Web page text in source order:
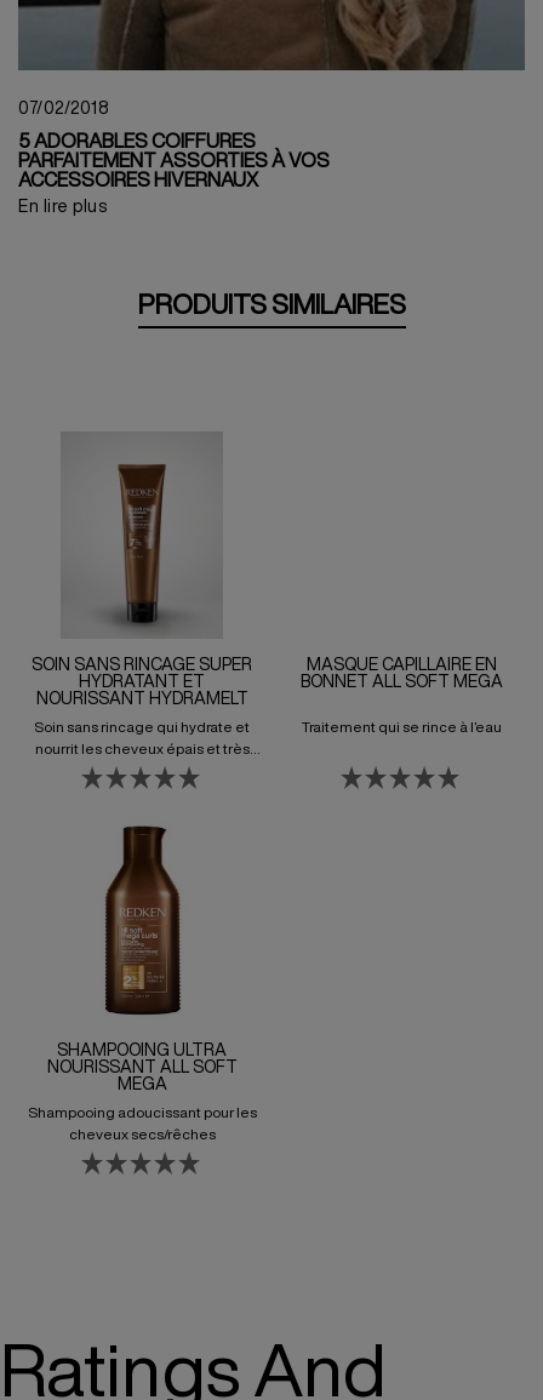
07/02/2018
5 ADORABLES COIFFURES
PARFAITEMENT ASSORTIES À VOS
ACCESSOIRES HIVERNAUX
En lire plus
PRODUITS SIMILAIRES
SOIN SANS RINCAGE SUPER
HYDRATANT ET
NOURISSANT HYDRAMELT
Soin sans rincage qui hydrate et
nourrit les cheveux épais et très
secs.
MASQUE CAPILLAIRE EN
BONNET ALL SOFT MEGA
Traitement qui se rince à l’eau
SHAMPOOING ULTRA
NOURISSANT ALL SOFT
MEGA
Shampooing adoucissant pour les
cheveux secs/rêches
Ratings And